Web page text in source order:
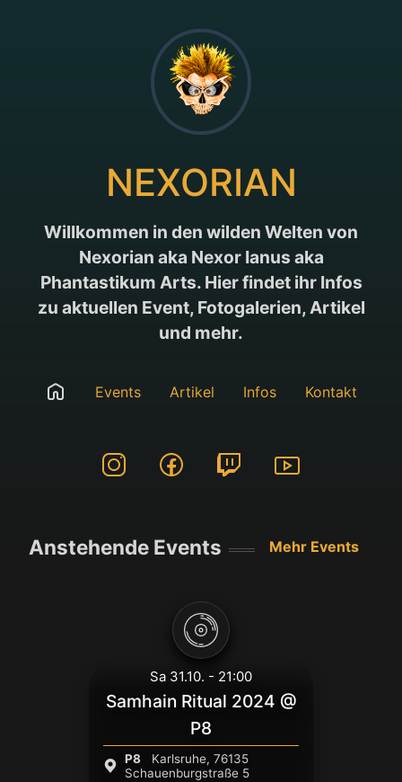
NEXORIAN
Willkommen in den wilden Welten von
Nexorian aka Nexor Ianus aka
Phantastikum Arts. Hier findet ihr Infos
zu aktuellen Event, Fotogalerien, Artikel
und mehr.
Events Artikel Infos Kontakt
Anstehende Events Mehr Events
Sa 31.10. - 21:00
Samhain Ritual 2024 @
P8
P8 Karlsruhe, 76135
Schauenburgstraße 5